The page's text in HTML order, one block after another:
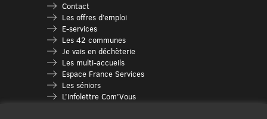
Contact
Les offres d’emploi
E-services
Les 42 communes
Je vais en déchèterie
Les multi-accueils
Espace France Services
Les séniors
L’infolettre Com’Vous